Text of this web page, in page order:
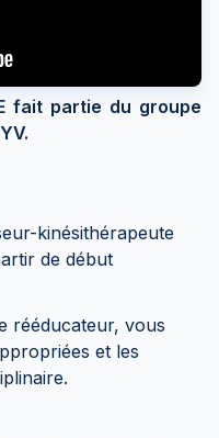
fait partie du groupe
kinésithérapeute
de début
rééducateur, vous
et les